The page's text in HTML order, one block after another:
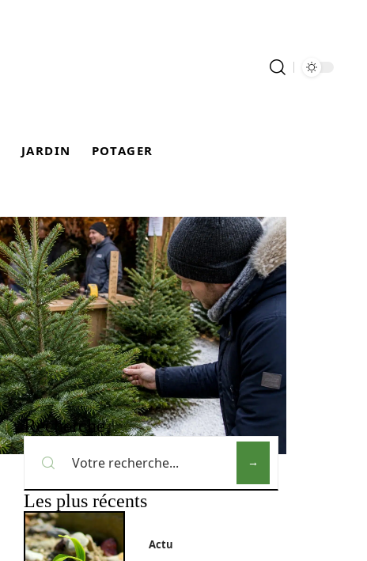
JARDIN POTAGER
Recherche
Les plus récents
Actu